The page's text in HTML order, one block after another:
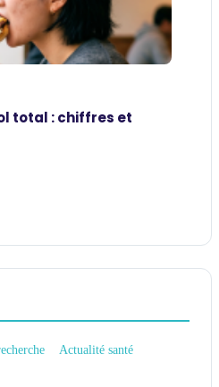
total : chiffres et
Actualité santé